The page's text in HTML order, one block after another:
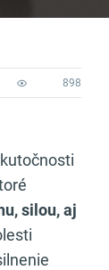
898
silou, aj